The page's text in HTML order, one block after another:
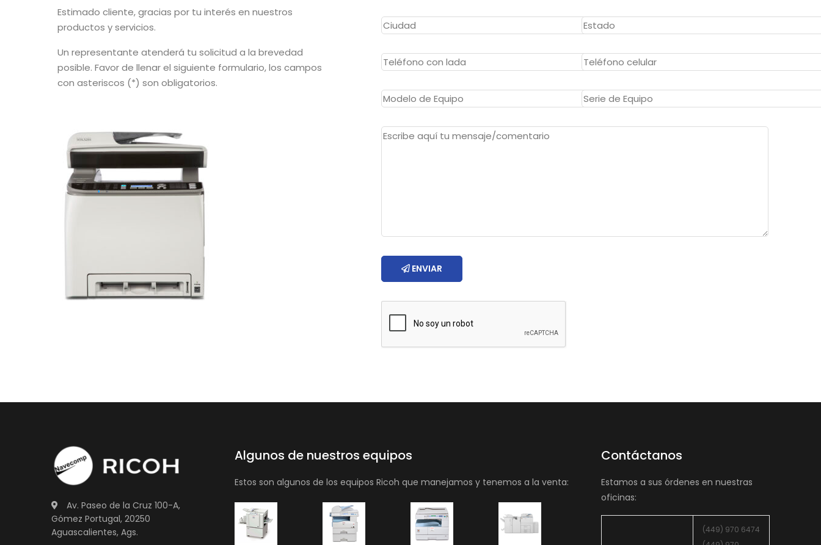
Estimado cliente, gracias por tu interés en nuestros
productos y servicios.
Un representante atenderá tu solicitud a la brevedad
posible. Favor de llenar el siguiente formulario, los campos
con asteriscos (*) son obligatorios.
ENVIAR
Av. Paseo de la Cruz 100-A,
Gómez Portugal, 20250
Aguascalientes, Ags.
Algunos de nuestros equipos
Estos son algunos de los equipos Ricoh que manejamos y tenemos a la venta:
Contáctanos
Estamos a sus órdenes en nuestras
oficinas:
(449) 970 6474